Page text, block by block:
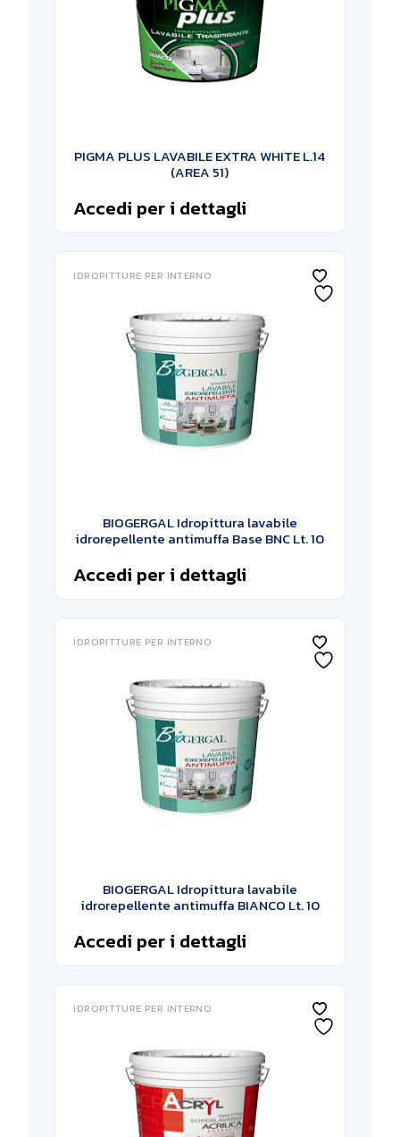
PIGMA PLUS LAVABILE EXTRA WHITE L.14
(AREA 51)
Accedi per i dettagli
IDROPITTURE PER INTERNO
BIOGERGAL Idropittura lavabile
idrorepellente antimuffa Base BNC Lt. 10
Accedi per i dettagli
IDROPITTURE PER INTERNO
BIOGERGAL Idropittura lavabile
idrorepellente antimuffa BIANCO Lt. 10
Accedi per i dettagli
IDROPITTURE PER INTERNO